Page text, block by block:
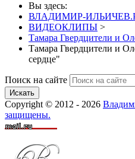
Вы здесь:
ВЛАДИМИР-
ВИДЕОКЛИПЫ >
Тамара Гвердцители и
Тамара Гвердцители и
сердце"
Поиск на сайте
Искать
Copyright © 2012 - 2026
защищены.